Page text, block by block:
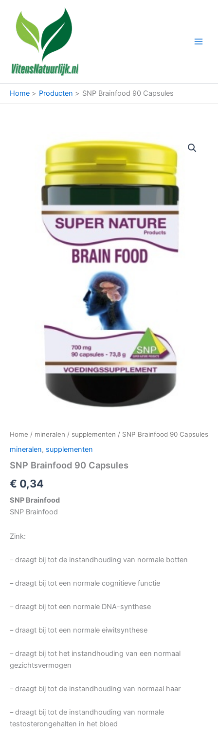
inhoud
Home Producten SNP Brainfood 90 Capsules
Home / mineralen / supplementen / SNP Brainfood 90 Capsules
mineralen, supplementen
SNP Brainfood 90 Capsules
€ 0,34
SNP Brainfood
SNP Brainfood
Zink:
– draagt bij tot de instandhouding van normale botten
– draagt bij tot een normale cognitieve functie
– draagt bij tot een normale DNA-synthese
– draagt bij tot een normale eiwitsynthese
– draagt bij tot het instandhouding van een normaal
gezichtsvermogen
– draagt bij tot de instandhouding van normaal haar
– draagt bij tot de instandhouding van normale
testosterongehalten in het bloed